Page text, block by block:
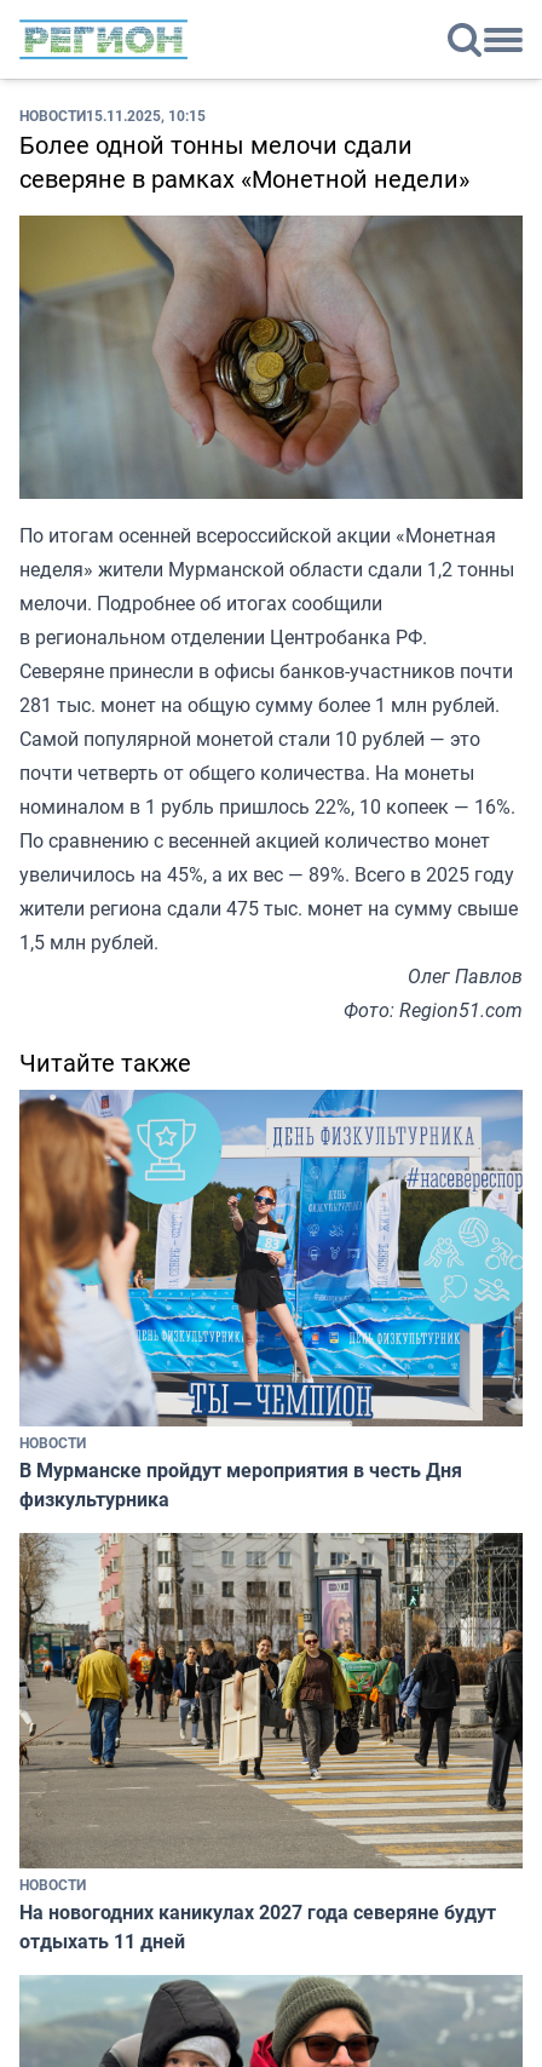
НОВОСТИ15.11.2025, 10:15
Более одной тонны мелочи сдали
северяне в рамках «Монетной недели»
По итогам осенней всероссийской акции «Монетная
неделя» жители Мурманской области сдали 1,2 тонны
мелочи. Подробнее об итогах сообщили
в региональном отделении Центробанка РФ.
Северяне принесли в офисы банков-участников почти
281 тыс. монет на общую сумму более 1 млн рублей.
Самой популярной монетой стали 10 рублей — это
почти четверть от общего количества. На монеты
номиналом в 1 рубль пришлось 22%, 10 копеек — 16%.
По сравнению с весенней акцией количество монет
увеличилось на 45%, а их вес — 89%. Всего в 2025 году
жители региона сдали 475 тыс. монет на сумму свыше
1,5 млн рублей.
Олег Павлов
Фото: Region51.com
Читайте также
НОВОСТИ
В Мурманске пройдут мероприятия в честь Дня
физкультурника
НОВОСТИ
На новогодних каникулах 2027 года северяне будут
отдыхать 11 дней